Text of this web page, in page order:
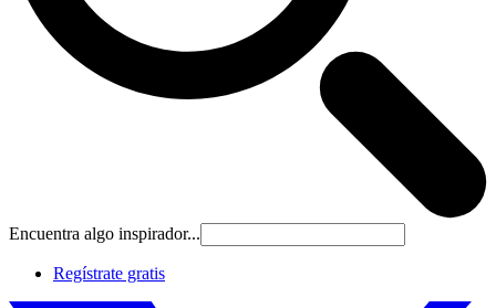
Encuentra algo inspirador...
Regístrate gratis